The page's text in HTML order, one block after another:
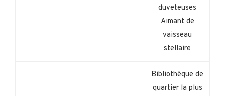
duveteuses
Aimant de
vaisseau
stellaire
Bibliothèque de
quartier la plus